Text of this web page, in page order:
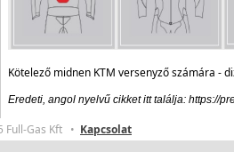
Kötelező midnen KTM versenyző számára -
Eredeti, angol nyelvű cikket itt találja: https://
Full-Gas Kft • Kapcsolat